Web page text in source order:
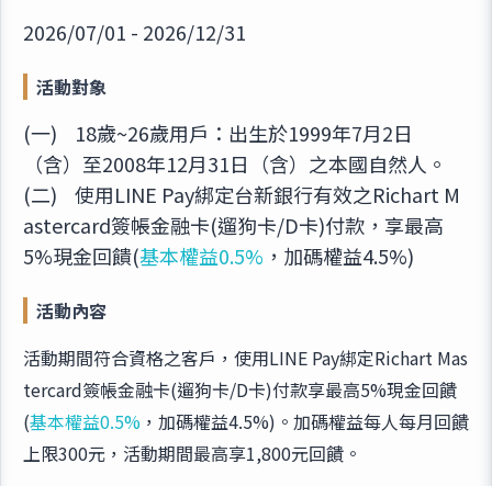
2026/07/01 - 2026/12/31
活動對象
(一) 18歲~26歲用戶：出生於1999年7月2日
（含）至2008年12月31日（含）之本國自然人。
(二) 使用LINE Pay綁定台新銀行有效之Richart M
astercard簽帳金融卡(遛狗卡/D卡)付款，享最高
5%現金回饋(基本權益0.5% ，加碼權益4.5%)
活動內容
活動期間符合資格之客戶，使用LINE Pay綁定Richart Mas
tercard簽帳金融卡(遛狗卡/D卡)付款享最高5%現金回饋
(基本權益0.5% ，加碼權益4.5%)。加碼權益每人每月回饋
上限300元，活動期間最高享1,800元回饋。